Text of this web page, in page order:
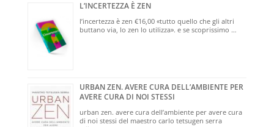
L’INCERTEZZA È ZEN
l’incertezza è zen €16,00 «tutto quello che gli altri
buttano via, lo zen lo utilizza». e se scoprissimo …
URBAN ZEN. AVERE CURA DELL’AMBIENTE PER
AVERE CURA DI NOI STESSI
urban zen. avere cura dell’ambiente per avere cura
di noi stessi del maestro carlo tetsugen serra